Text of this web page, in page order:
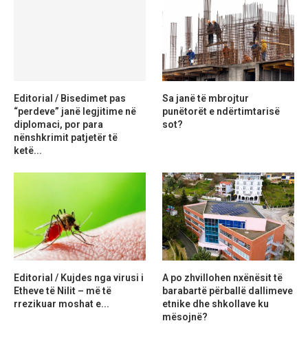
Editorial / Bisedimet pas
“perdeve” janë legjitime në
diplomaci, por para
nënshkrimit patjetër të
ketë...
Sa janë të mbrojtur
punëtorët e ndërtimtarisë
sot?
Editorial / Kujdes nga virusi i
Etheve të Nilit – më të
rrezikuar moshat e...
A po zhvillohen nxënësit të
barabartë përballë dallimeve
etnike dhe shkollave ku
mësojnë?